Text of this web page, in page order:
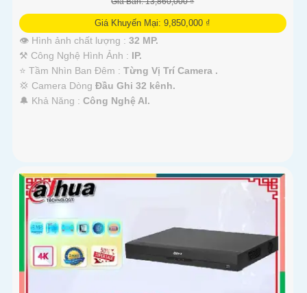
Giá Khuyến Mại: 9,850,000 ₫
👁 Hình ảnh chất lượng : 32 MP.
⚒ Công Nghệ Hình Ảnh : IP.
⭐ Tầm Nhìn Ban Đêm : Từng Vị Trí Camera .
💢 Camera Dòng Đầu Ghi 32 kênh.
️🔔 Khả Năng : Công Nghệ AI.